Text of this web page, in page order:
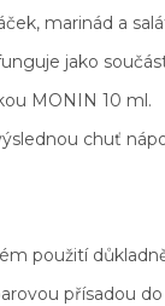
marinád a
jako
MONIN 10 ml.
chuť
použití
přísadou